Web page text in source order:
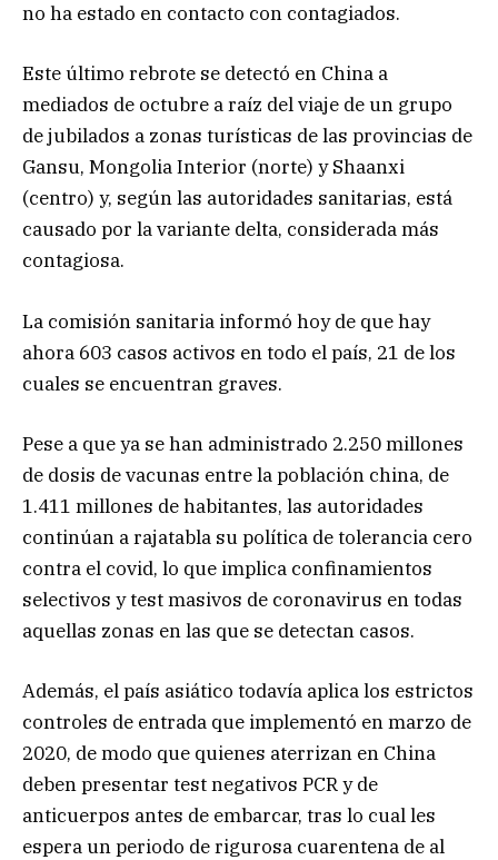
no ha estado en contacto con contagiados.
Este último rebrote se detectó en China a
mediados de octubre a raíz del viaje de un grupo
de jubilados a zonas turísticas de las provincias de
Gansu, Mongolia Interior (norte) y Shaanxi
(centro) y, según las autoridades sanitarias, está
causado por la variante delta, considerada más
contagiosa.
La comisión sanitaria informó hoy de que hay
ahora 603 casos activos en todo el país, 21 de los
cuales se encuentran graves.
Pese a que ya se han administrado 2.250 millones
de dosis de vacunas entre la población china, de
1.411 millones de habitantes, las autoridades
continúan a rajatabla su política de tolerancia cero
contra el covid, lo que implica confinamientos
selectivos y test masivos de coronavirus en todas
aquellas zonas en las que se detectan casos.
Además, el país asiático todavía aplica los estrictos
controles de entrada que implementó en marzo de
2020, de modo que quienes aterrizan en China
deben presentar test negativos PCR y de
anticuerpos antes de embarcar, tras lo cual les
espera un periodo de rigurosa cuarentena de al